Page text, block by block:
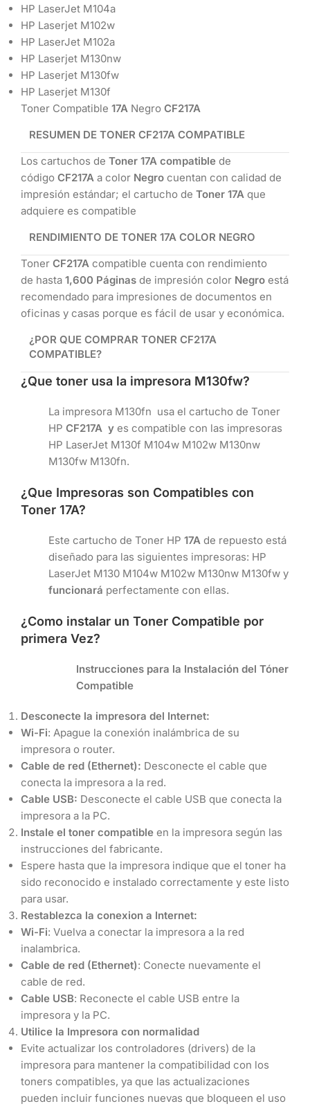
HP LaserJet M104a
HP Laserjet M102w
HP LaserJet M102a
HP Laserjet M130nw
HP Laserjet M130fw
HP Laserjet M130f
Toner Compatible 17A Negro CF217A
RESUMEN DE TONER CF217A COMPATIBLE
Los cartuchos de Toner 17A compatible de
código CF217A a color Negro cuentan con calidad de
impresión estándar; el cartucho de Toner 17A que
adquiere es compatible
RENDIMIENTO DE TONER 17A COLOR NEGRO
Toner CF217A compatible cuenta con rendimiento
de hasta 1,600 Páginas de impresión color Negro está
recomendado para impresiones de documentos en
oficinas y casas porque es fácil de usar y económica.
¿POR QUE COMPRAR TONER CF217A
COMPATIBLE?
¿Que toner usa la impresora M130fw?
La impresora M130fn usa el cartucho de Toner
HP CF217A y es compatible con las impresoras
HP LaserJet M130f M104w M102w M130nw
M130fw M130fn.
¿Que Impresoras son Compatibles con
Toner 17A?
Este cartucho de Toner HP 17A de repuesto está
diseñado para las siguientes impresoras: HP
LaserJet M130 M104w M102w M130nw M130fw y
funcionará perfectamente con ellas.
¿Como instalar un Toner Compatible por
primera Vez?
Instrucciones para la Instalación del Tóner
Compatible
Desconecte la impresora del Internet:
Wi-Fi: Apague la conexión inalámbrica de su
impresora o router.
Cable de red (Ethernet): Desconecte el cable que
conecta la impresora a la red.
Cable USB: Desconecte el cable USB que conecta la
impresora a la PC.
Instale el toner compatible en la impresora según las
instrucciones del fabricante.
Espere hasta que la impresora indique que el toner ha
sido reconocido e instalado correctamente y este listo
para usar.
Restablezca la conexion a Internet:
Wi-Fi: Vuelva a conectar la impresora a la red
inalambrica.
Cable de red (Ethernet): Conecte nuevamente el
cable de red.
Cable USB: Reconecte el cable USB entre la
impresora y la PC.
Utilice la Impresora con normalidad
Evite actualizar los controladores (drivers) de la
impresora para mantener la compatibilidad con los
toners compatibles, ya que las actualizaciones
pueden incluir funciones nuevas que bloqueen el uso